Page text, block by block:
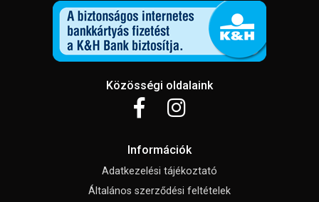
Közösségi oldalaink
Információk
Adatkezelési tájékoztató
Általános szerződési feltételek